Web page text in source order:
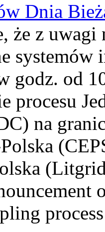
Dnia
że z uwagi
godz. od
procesu
na